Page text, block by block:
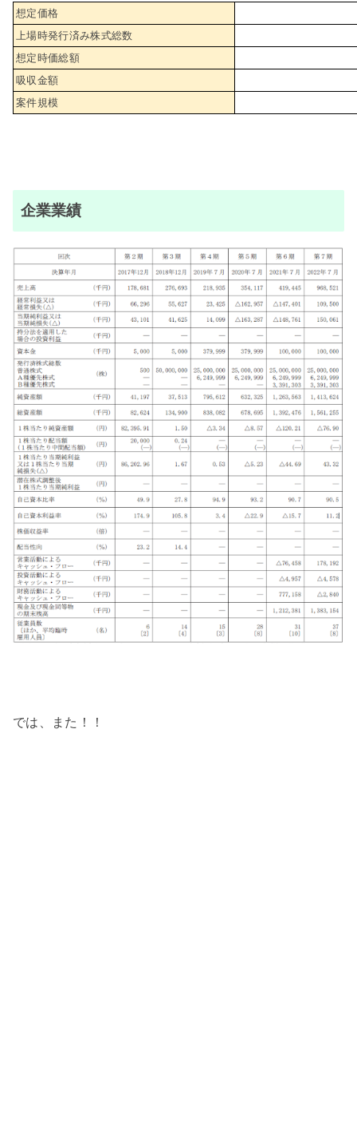
想定価格
上場時発行済み株式総数
想定時価総額
吸収金額
案件規模
企業業績
では、また！！